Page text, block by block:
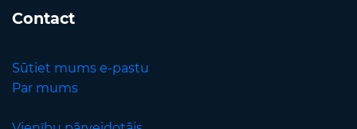
Contact
Sūtiet mums e-pastu
Par mums